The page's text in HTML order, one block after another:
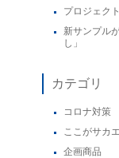
プロジェク
新サンプル
し」
カテゴリ
コロナ対策
ここがサカ
企画商品